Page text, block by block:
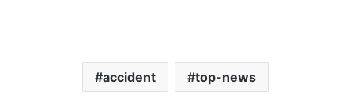
accident top-news